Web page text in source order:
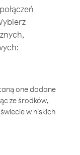
one dodane
ze środków,
w niskich